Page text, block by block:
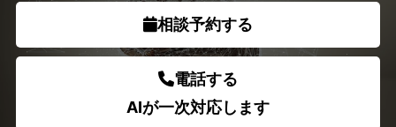
相談予約する
電話する
AIが一次対応します